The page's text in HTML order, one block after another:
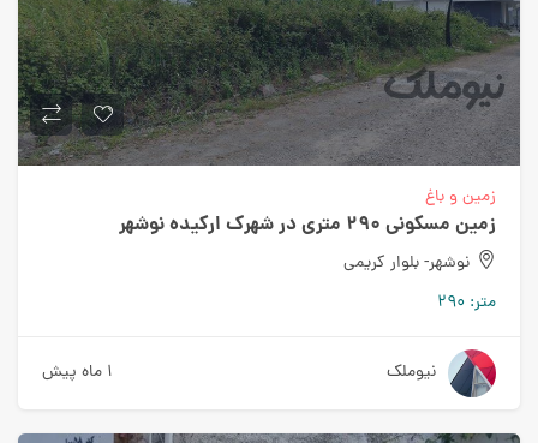
زمین و باغ
زمین مسکونی ۲۹۰ متری در شهرک ارکیده نوشهر
نوشهر- بلوار کریمی
متر: ۲۹۰
نیوملک ۱ ماه پیش